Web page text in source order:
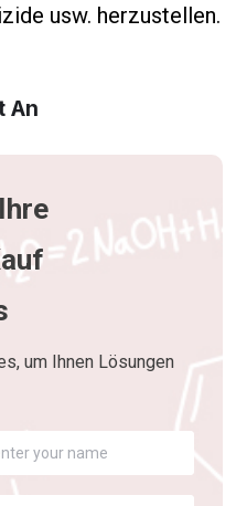
usw. herzustellen.
An
um Ihnen Lösungen